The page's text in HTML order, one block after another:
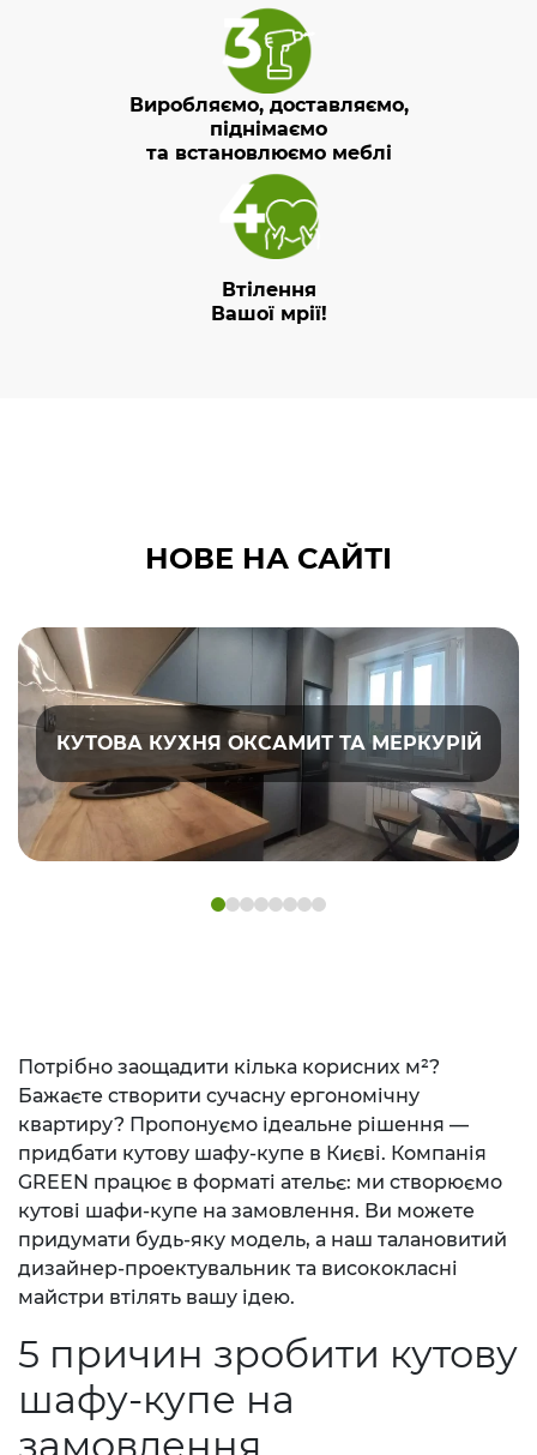
Виробляємо, доставляємо,
піднімаємо
та встановлюємо меблі
Втілення
Вашої мрії!
НОВЕ НА САЙТІ
КУТОВА КУХНЯ ОКСАМИТ ТА МЕРКУРІЙ
Потрібно заощадити кілька корисних м²?
Бажаєте створити сучасну ергономічну
квартиру? Пропонуємо ідеальне рішення —
придбати кутову шафу-купе в Києві. Компанія
GREEN працює в форматі ательє: ми створюємо
кутові шафи-купе на замовлення. Ви можете
придумати будь-яку модель, а наш талановитий
дизайнер-проектувальник та висококласні
майстри втілять вашу ідею.
5 причин зробити кутову
шафу-купе на
замовлення